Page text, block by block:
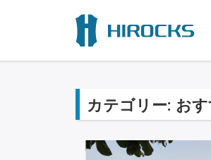
カテゴリー: お